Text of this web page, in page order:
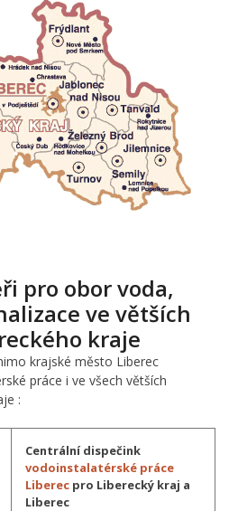
pro obor voda,
ve větších
kraje
krajské město Liberec
práce i ve všech větších
:
Centrální dispečink
vodoinstalatérské práce
Liberec pro Liberecký kraj a
Liberec